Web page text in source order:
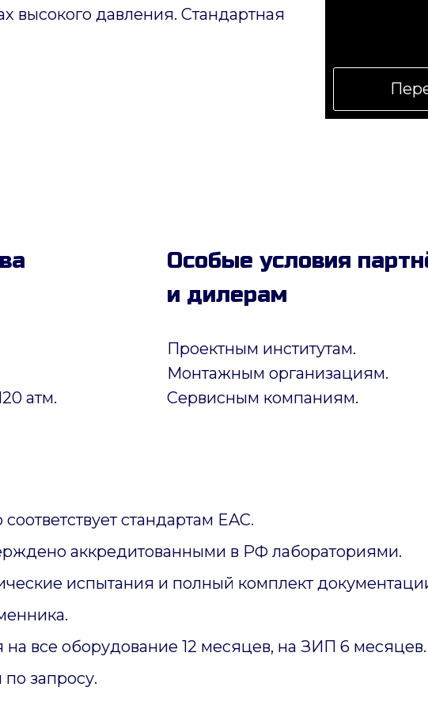
высокого давления. Стандартная
атм.
Особые условия
и дилерам
Проектным институтам.
Монтажным организациям.
Сервисным компаниям.
соответствует стандартам EAC.
аккредитованными в РФ лабораториями.
испытания и полный комплект
на все оборудование 12 месяцев, на ЗИП 6
по запросу.